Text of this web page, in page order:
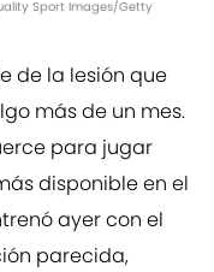
Sport Images/Getty
de la lesión que
más de un mes.
para jugar
disponible en el
ayer con el
parecida,